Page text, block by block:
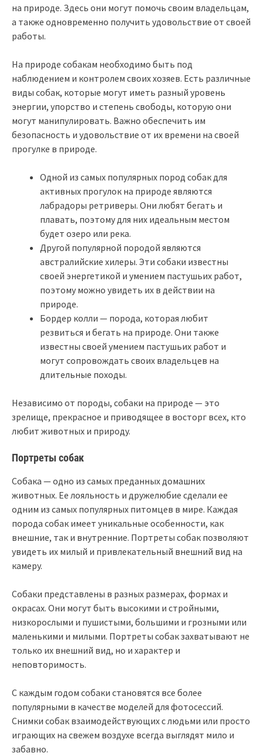
на природе. Здесь они могут помочь своим владельцам,
а также одновременно получить удовольствие от своей
работы.
На природе собакам необходимо быть под
наблюдением и контролем своих хозяев. Есть различные
виды собак, которые могут иметь разный уровень
энергии, упорство и степень свободы, которую они
могут манипулировать. Важно обеспечить им
безопасность и удовольствие от их времени на своей
прогулке в природе.
Одной из самых популярных пород собак для
активных прогулок на природе являются
лабрадоры ретриверы. Они любят бегать и
плавать, поэтому для них идеальным местом
будет озеро или река.
Другой популярной породой являются
австралийские хилеры. Эти собаки известны
своей энергетикой и умением пастушьих работ,
поэтому можно увидеть их в действии на
природе.
Бордер колли — порода, которая любит
резвиться и бегать на природе. Они также
известны своей умением пастушьих работ и
могут сопровождать своих владельцев на
длительные походы.
Независимо от породы, собаки на природе — это
зрелище, прекрасное и приводящее в восторг всех, кто
любит животных и природу.
Портреты собак
Собака — одно из самых преданных домашних
животных. Ее лояльность и дружелюбие сделали ее
одним из самых популярных питомцев в мире. Каждая
порода собак имеет уникальные особенности, как
внешние, так и внутренние. Портреты собак позволяют
увидеть их милый и привлекательный внешний вид на
камеру.
Собаки представлены в разных размерах, формах и
окрасах. Они могут быть высокими и стройными,
низкорослыми и пушистыми, большими и грозными или
маленькими и милыми. Портреты собак захватывают не
только их внешний вид, но и характер и
неповторимость.
С каждым годом собаки становятся все более
популярными в качестве моделей для фотосессий.
Снимки собак взаимодействующих с людьми или просто
играющих на свежем воздухе всегда выглядят мило и
забавно.